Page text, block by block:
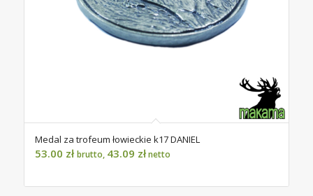
Medal za trofeum łowieckie k17 DANIEL
53.00 zł brutto, 43.09 złnetto